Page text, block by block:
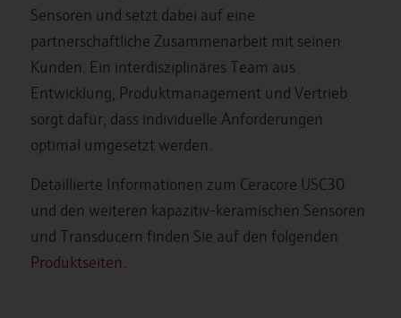
Sensoren und setzt dabei auf eine
partnerschaftliche Zusammenarbeit mit seinen
Kunden. Ein interdisziplinäres Team aus
Entwicklung, Produktmanagement und Vertrieb
sorgt dafür, dass individuelle Anforderungen
optimal umgesetzt werden.
Detaillierte Informationen zum Ceracore USC30
und den weiteren kapazitiv-keramischen Sensoren
und Transducern finden Sie auf den folgenden
Produktseiten.